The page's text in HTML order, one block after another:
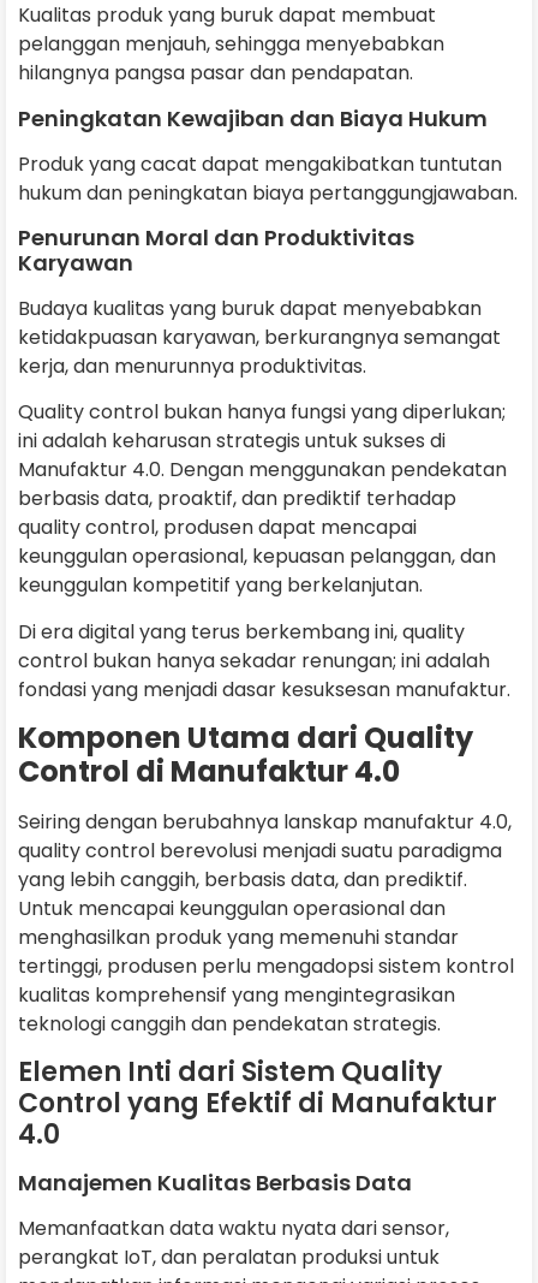
Kualitas produk yang buruk dapat membuat
pelanggan menjauh, sehingga menyebabkan
hilangnya pangsa pasar dan pendapatan.
Peningkatan Kewajiban dan Biaya Hukum
Produk yang cacat dapat mengakibatkan tuntutan
hukum dan peningkatan biaya pertanggungjawaban.
Penurunan Moral dan Produktivitas
Karyawan
Budaya kualitas yang buruk dapat menyebabkan
ketidakpuasan karyawan, berkurangnya semangat
kerja, dan menurunnya produktivitas.
Quality control bukan hanya fungsi yang diperlukan;
ini adalah keharusan strategis untuk sukses di
Manufaktur 4.0. Dengan menggunakan pendekatan
berbasis data, proaktif, dan prediktif terhadap
quality control, produsen dapat mencapai
keunggulan operasional, kepuasan pelanggan, dan
keunggulan kompetitif yang berkelanjutan.
Di era digital yang terus berkembang ini, quality
control bukan hanya sekadar renungan; ini adalah
fondasi yang menjadi dasar kesuksesan manufaktur.
Komponen Utama dari Quality
Control di Manufaktur 4.0
Seiring dengan berubahnya lanskap manufaktur 4.0,
quality control berevolusi menjadi suatu paradigma
yang lebih canggih, berbasis data, dan prediktif.
Untuk mencapai keunggulan operasional dan
menghasilkan produk yang memenuhi standar
tertinggi, produsen perlu mengadopsi sistem kontrol
kualitas komprehensif yang mengintegrasikan
teknologi canggih dan pendekatan strategis.
Elemen Inti dari Sistem Quality
Control yang Efektif di Manufaktur
4.0
Manajemen Kualitas Berbasis Data
Memanfaatkan data waktu nyata dari sensor,
perangkat IoT, dan peralatan produksi untuk